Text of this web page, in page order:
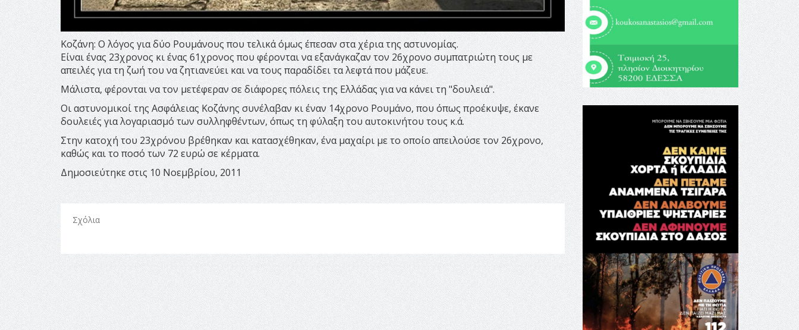
Κοζάνη: Ο λόγος για δύο Ρουμάνους που τελικά όμως έπεσαν στα χέρια της αστυνομίας.
Είναι ένας 23χρονος κι ένας 61χρονος που φέρονται να εξανάγκαζαν τον 26χρονο συμπατριώτη τους με
απειλές για τη ζωή του να ζητιανεύει και να τους παραδίδει τα λεφτά που μάζευε.
Μάλιστα, φέρονται να τον μετέφεραν σε διάφορες πόλεις της Ελλάδας για να κάνει τη "δουλειά".
Οι αστυνομικοί της Ασφάλειας Κοζάνης συνέλαβαν κι έναν 14χρονο Ρουμάνο, που όπως προέκυψε, έκανε
δουλειές για λογαριασμό των συλληφθέντων, όπως τη φύλαξη του αυτοκινήτου τους κ.ά.
Στην κατοχή του 23χρόνου βρέθηκαν και κατασχέθηκαν, ένα μαχαίρι με το οποίο απειλούσε τον 26χρονο,
καθώς και το ποσό των 72 ευρώ σε κέρματα.
Δημοσιεύτηκε στις 10 Νοεμβρίου, 2011
Σχόλια